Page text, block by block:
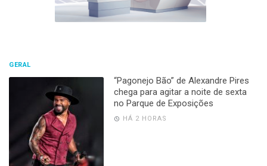
GERAL
“Pagonejo Bão” de Alexandre Pires
chega para agitar a noite de sexta
no Parque de Exposições
HÁ 2 HORAS